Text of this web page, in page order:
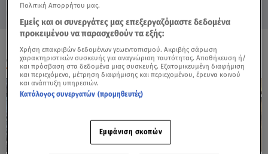
ΟΛΑ ΤΑ ΒΙΝΤΕΟ
Πολιτική Απορρήτου μας.
Εμείς και οι συνεργάτες μας επεξεργαζόμαστε δεδομένα
προκειμένου να παρασχεθούν τα εξής:
Χρήση επακριβών δεδομένων γεωεντοπισμού. Ακριβής σάρωση
χαρακτηριστικών συσκευής για αναγνώριση ταυτότητας. Αποθήκευση ή/
και πρόσβαση στα δεδομένα μιας συσκευής. Εξατομικευμένη διαφήμιση
και περιεχόμενο, μέτρηση διαφήμισης και περιεχομένου, έρευνα κοινού
και ανάπτυξη υπηρεσιών.
Κατάλογος συνεργατών (προμηθευτές)
Εμφάνιση σκοπών